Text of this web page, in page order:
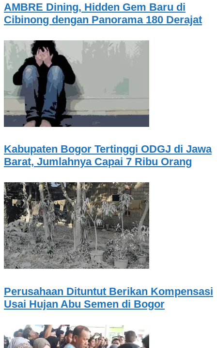
AMBRE Dining, Hidden Gem Baru di
Cibinong dengan Panorama 180 Derajat
Kabupaten Bogor Tertinggi ODGJ di Jawa
Barat, Jumlahnya Capai 7 Ribu Orang
Perusahaan Dituntut Berikan Kompensasi
Usai Hujan Abu Semen di Bogor